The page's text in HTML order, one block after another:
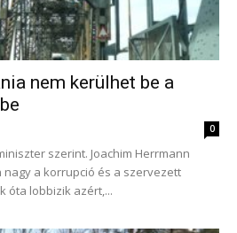
nem kerülhet be a
0
szerint. Joachim Herrmann
a korrupció és a szervezett
óta lobbizik azért,...